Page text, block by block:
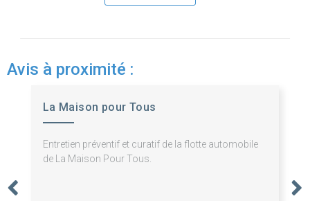
Avis à proximité :
La Maison pour Tous
Entretien préventif et curatif de la flotte automobile
de La Maison Pour Tous.